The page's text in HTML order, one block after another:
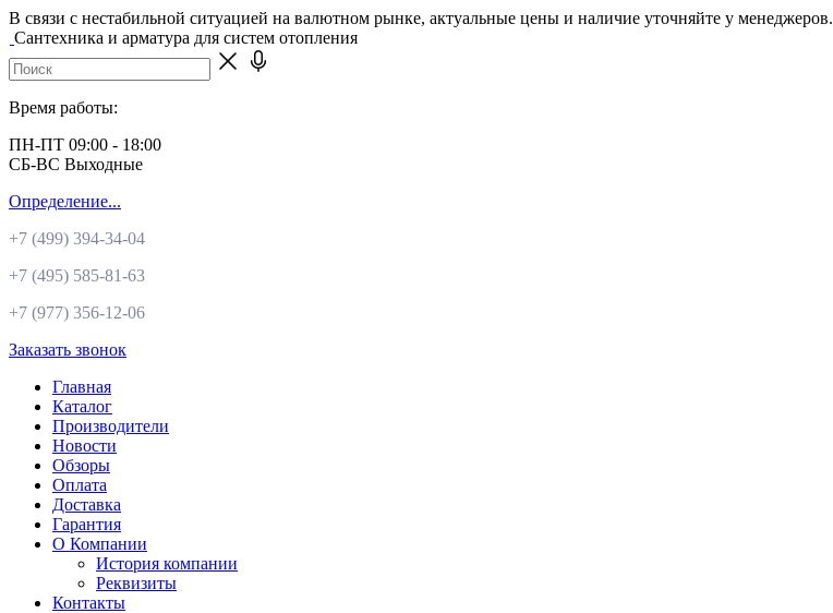
В связи с нестабильной ситуацией на валютном рынке, актуальные цены и наличие уточняйте у менеджеров.
Сантехника и арматура для систем отопления
Время работы:
ПН-ПТ 09:00 - 18:00
СБ-ВС Выходные
Определение...
+7 (499) 394-34-04
+7 (495) 585-81-63
+7 (977) 356-12-06
Заказать звонок
Главная
Каталог
Производители
Новости
Обзоры
Оплата
Доставка
Гарантия
О Компании
История компании
Реквизиты
Контакты